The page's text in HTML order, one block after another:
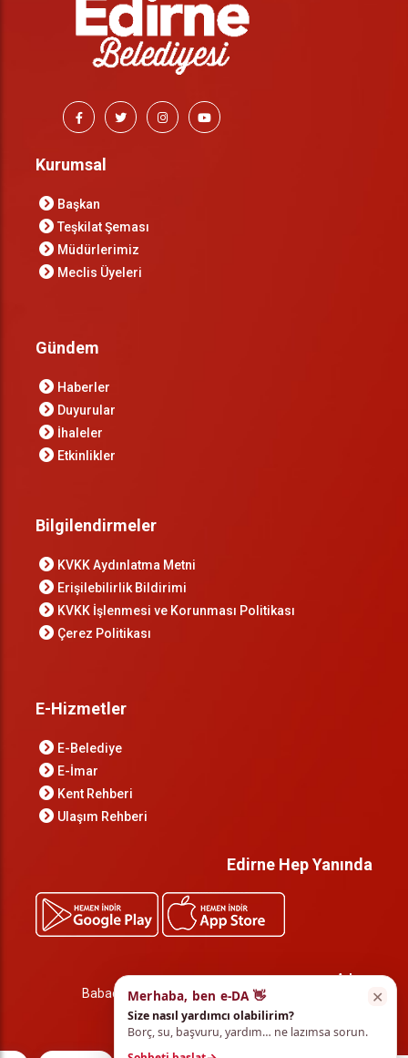
Kurumsal
Başkan
Teşkilat Şeması
Müdürlerimiz
Meclis Üyeleri
Gündem
Haberler
Duyurular
İhaleler
Etkinlikler
Bilgilendirmeler
KVKK Aydınlatma Metni
Erişilebilirlik Bildirimi
KVKK İşlenmesi ve Korunması Politikası
Çerez Politikası
E-Hizmetler
E-Belediye
E-İmar
Kent Rehberi
Ulaşım Rehberi
Edirne Hep Yanında
Adres
Babademirtaş, Mimar Sinan Cd. No:1, 22000 Edirne
Merhaba, ben e-DA 👋
Size nasıl yardımcı olabilirim?
Borç, su, başvuru, yardım… ne lazımsa sorun.
✕